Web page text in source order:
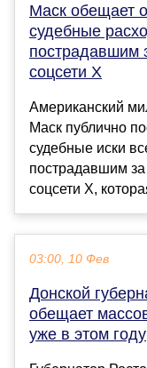
Маск обещает
судебные
пострадавшим
соцсети X
Американский
Маск публично
судебные иски
пострадавшим за
соцсети X,
03:00, 10 Фев
Донской
обещает
уже в этом году